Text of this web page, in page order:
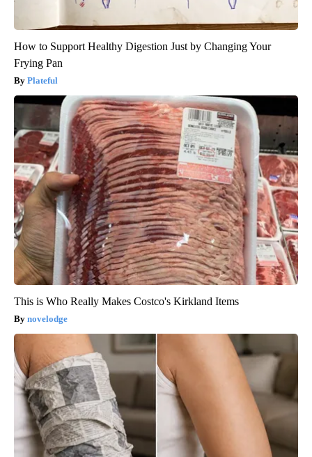
How to Support Healthy Digestion Just by Changing Your
Frying Pan
Plateful
This is Who Really Makes Costco's Kirkland Items
novelodge